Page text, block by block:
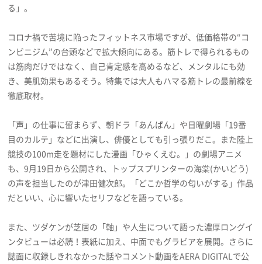
る」。
コロナ禍で苦境に陥ったフィットネス市場ですが、低価格帯の“コ
ンビニジム”の台頭などで拡大傾向にある。筋トレで得られるもの
は筋肉だけではなく、自己肯定感を高めるなど、メンタルにも効
き、美肌効果もあるそう。特集では大人もハマる筋トレの最前線を
徹底取材。
「声」の仕事に留まらず、朝ドラ「あんぱん」や日曜劇場「19番
目のカルテ」などに出演し、俳優としても引っ張りだこ。また陸上
競技の100m走を題材にした漫画「ひゃくえむ。」の劇場アニメ
も、9月19日から公開され、トップスプリンターの海棠(かいどう)
の声を担当したのが津田健次郎。「どこか哲学の匂いがする」作品
だといい、心に響いたセリフなどを語っている。
また、ツダケンが芝居の「軸」や人生について語った濃厚ロングイ
ンタビューは必読！表紙に加え、中面でもグラビアを展開。さらに
誌面に収録しきれなかった話やコメント動画をAERA DIGITALで公